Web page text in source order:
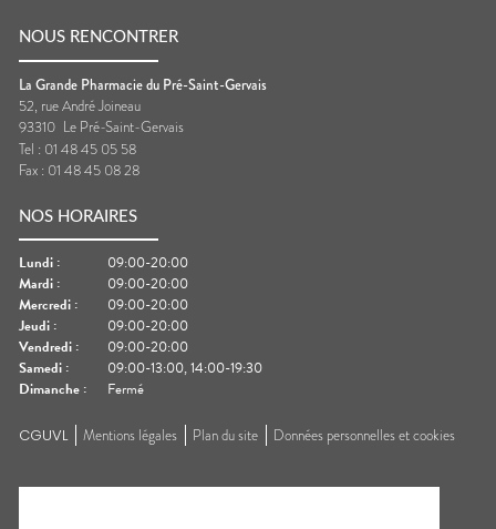
NOUS RENCONTRER
La Grande Pharmacie du Pré-Saint-Gervais
52, rue André Joineau
93310 Le Pré-Saint-Gervais
Tel : 01 48 45 05 58
Fax : 01 48 45 08 28
NOS HORAIRES
Lundi :
09:00-20:00
Mardi :
09:00-20:00
Mercredi :
09:00-20:00
Jeudi :
09:00-20:00
Vendredi :
09:00-20:00
Samedi :
09:00-13:00, 14:00-19:30
Dimanche : Fermé
CGUVL Mentions légales Plan du site Données personnelles et cookies